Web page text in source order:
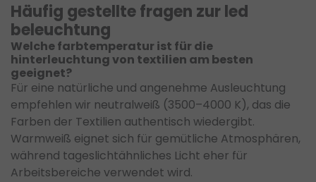
Häufig gestellte fragen zur led
beleuchtung
Welche farbtemperatur ist für die
hinterleuchtung von textilien am besten
geeignet?
Für eine natürliche und angenehme Ausleuchtung
empfehlen wir neutralweiß (3500–4000 K), das die
Farben der Textilien authentisch wiedergibt.
Warmweiß eignet sich für gemütliche Atmosphären,
während tageslichtähnliches Licht eher für
Arbeitsbereiche verwendet wird.